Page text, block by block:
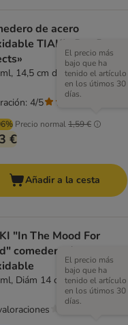
de acero
TIAKI «Bye Bye
14,5 cm de diámetro
Precio normal1,59 €
El precio más
bajo que ha
tenido el artículo
en los útimos 30
días.
€
4/5
Añadir a la cesta
"In The Mood For
comedero de acero
Diám 14 cm
El precio más
bajo que ha
tenido el artículo
en los útimos 30
días.